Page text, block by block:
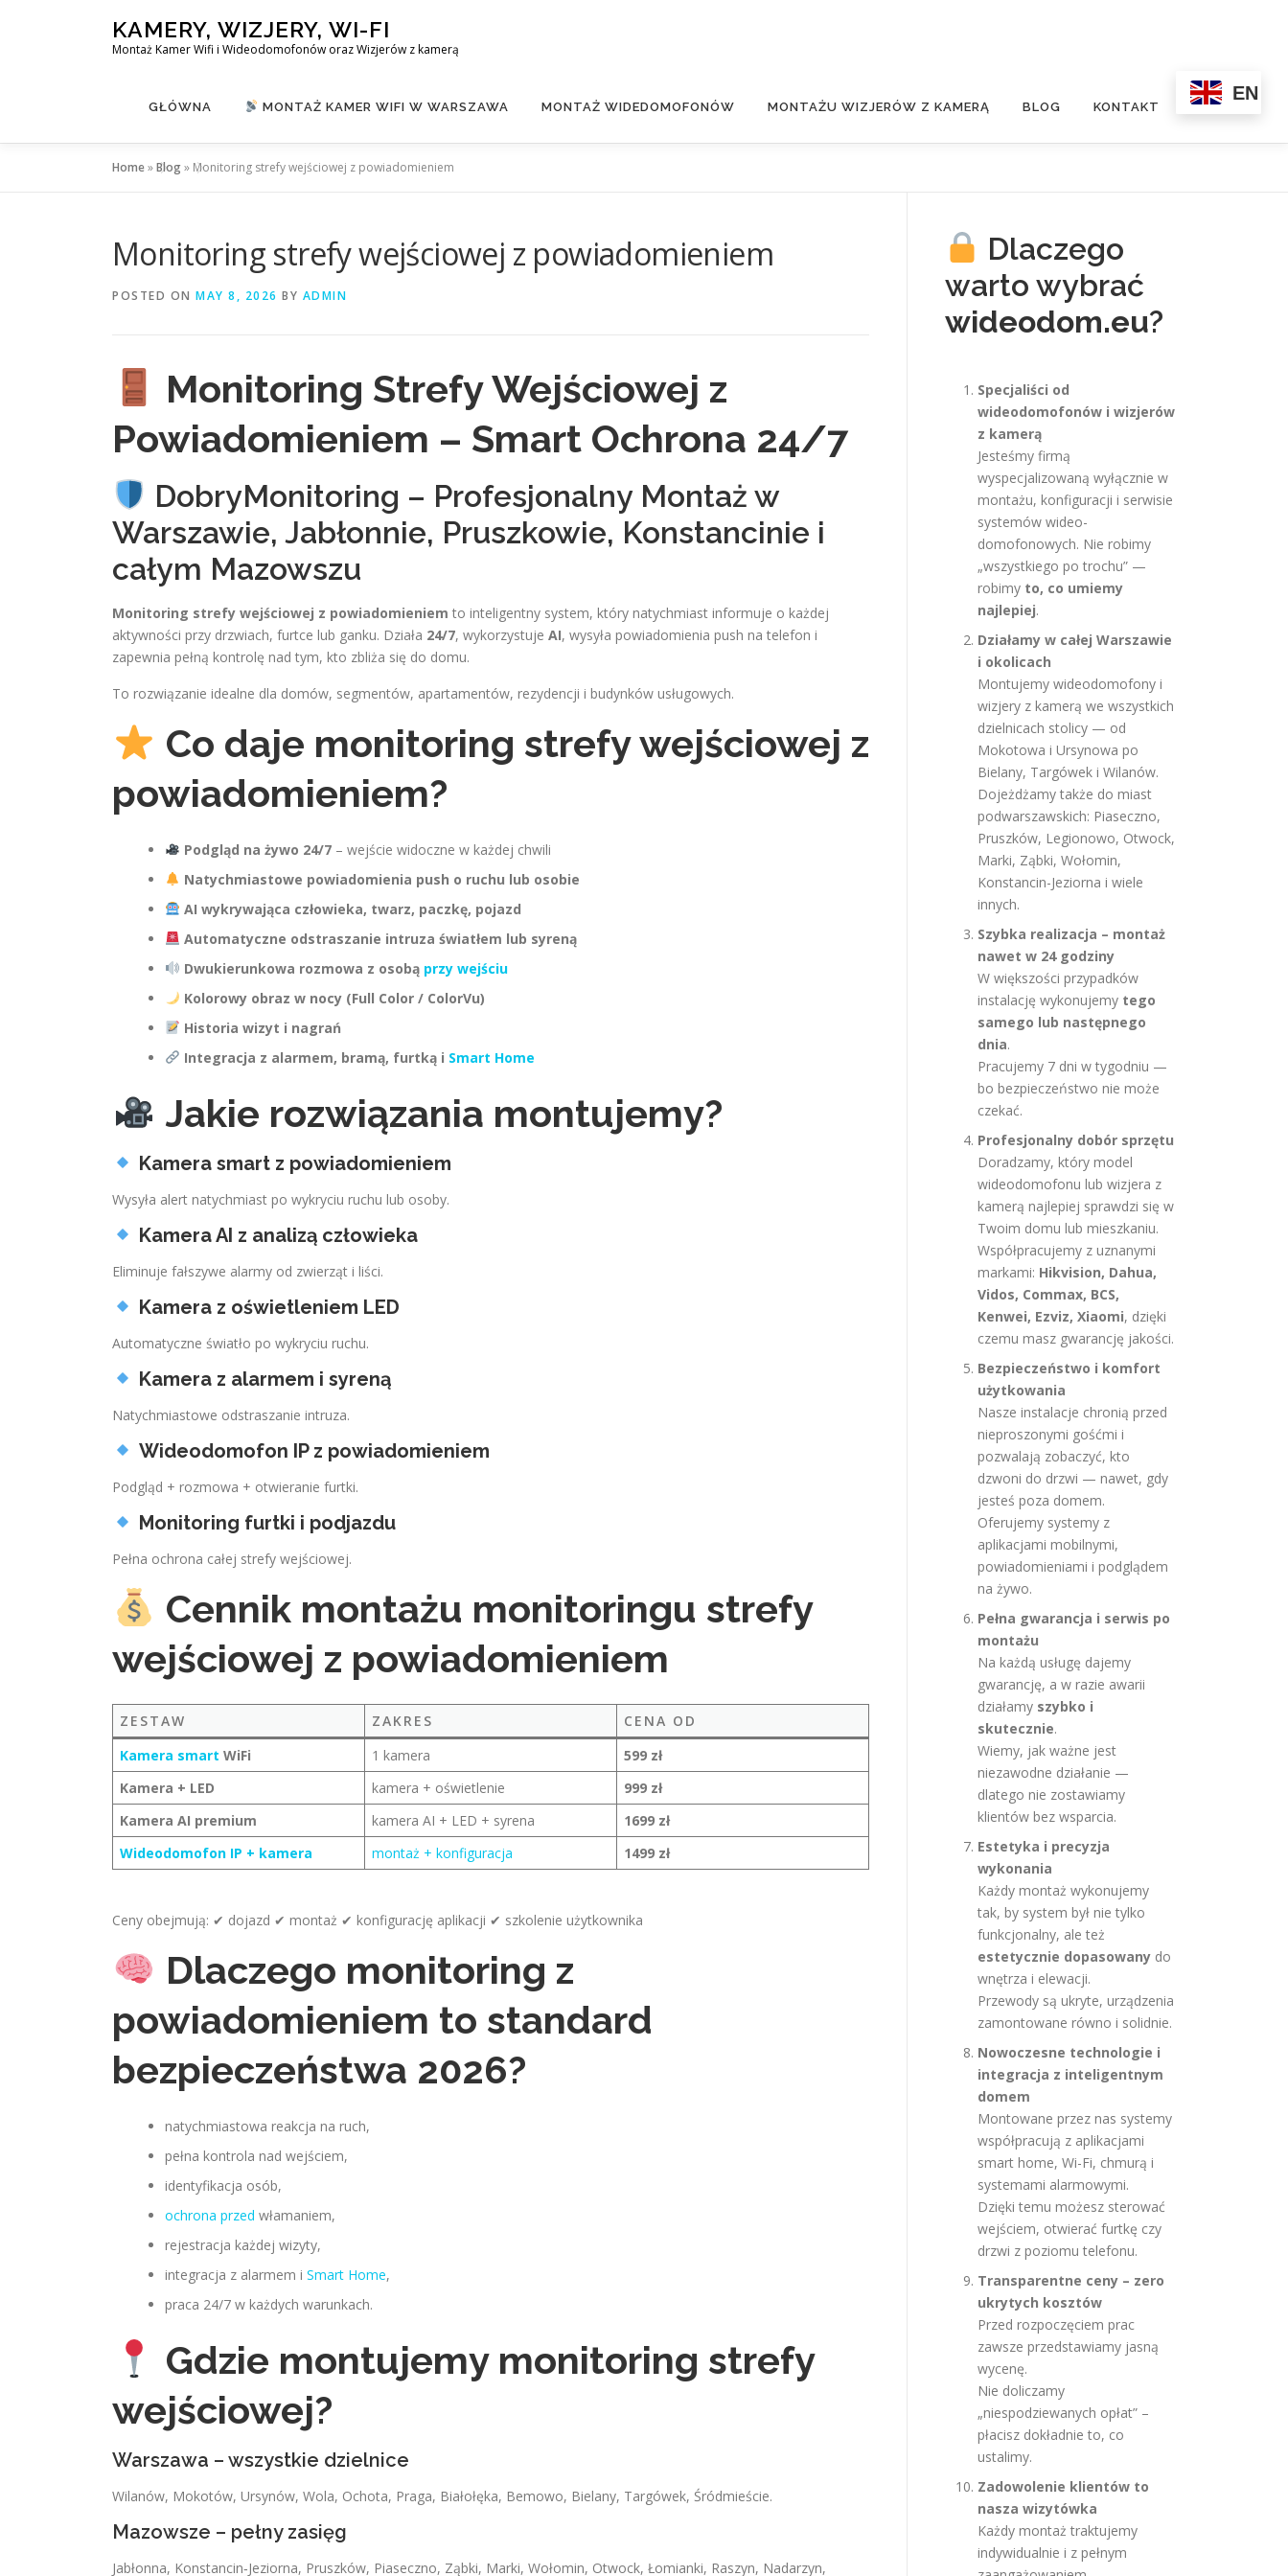
KAMERY, WIZJERY, WI-FI
Montaż Kamer Wifi i Wideodomofonów oraz Wizjerów z kamerą
GŁÓWNA MONTAŻ KAMER WIFI W WARSZAWA MONTAŻ WIDEDOMOFONÓW MONTAŻU WIZJERÓW Z KAMERĄ BLOG KONTAKT
EN
Home»Blog» Monitoring strefy wejściowej z powiadomieniem
Monitoring strefy wejściowej z powiadomieniem
POSTED ON MAY 8, 2026 BY ADMIN
Monitoring Strefy Wejściowej z
Powiadomieniem – Smart Ochrona 24/7
DobryMonitoring – Profesjonalny Montaż w
Warszawie, Jabłonnie, Pruszkowie, Konstancinie i
całym Mazowszu
Monitoring strefy wejściowej z powiadomieniem to inteligentny system, który natychmiast informuje o każdej
aktywności przy drzwiach, furtce lub ganku. Działa 24/7, wykorzystuje AI, wysyła powiadomienia push na telefon i
zapewnia pełną kontrolę nad tym, kto zbliża się do domu.
To rozwiązanie idealne dla domów, segmentów, apartamentów, rezydencji i budynków usługowych.
Co daje monitoring strefy wejściowej z
powiadomieniem?
Podgląd na żywo 24/7– wejście widoczne w każdej chwili
Natychmiastowe powiadomienia push o ruchu lub osobie
AI wykrywająca człowieka, twarz, paczkę, pojazd
Automatyczne odstraszanie intruza światłem lub syreną
Dwukierunkowa rozmowa z osobą przy wejściu
Kolorowy obraz w nocy (Full Color / ColorVu)
Historia wizyt i nagrań
Integracja z alarmem, bramą, furtką i Smart Home
Jakie rozwiązania montujemy?
Kamera smart z powiadomieniem
Wysyła alert natychmiast po wykryciu ruchu lub osoby.
Kamera AI z analizą człowieka
Eliminuje fałszywe alarmy od zwierząt i liści.
Kamera z oświetleniem LED
Automatyczne światło po wykryciu ruchu.
Kamera z alarmem i syreną
Natychmiastowe odstraszanie intruza.
Wideodomofon IP z powiadomieniem
Podgląd + rozmowa + otwieranie furtki.
Monitoring furtki i podjazdu
Pełna ochrona całej strefy wejściowej.
Cennik montażu monitoringu strefy
wejściowej z powiadomieniem
ZESTAW ZAKRES
CENA OD
Kamera smart WiFi 1 kamera
599 zł
Kamera + LED
kamera + oświetlenie
999 zł
Kamera AI premium
kamera AI + LED + syrena
1699 zł
Wideodomofon IP + kamera
montaż + konfiguracja 1499 zł
Ceny obejmują: ✔ dojazd ✔ montaż ✔ konfigurację aplikacji ✔ szkolenie użytkownika
Dlaczego monitoring z
powiadomieniem to standard
bezpieczeństwa 2026?
natychmiastowa reakcja na ruch,
pełna kontrola nad wejściem,
identyfikacja osób,
ochrona przed włamaniem,
rejestracja każdej wizyty,
integracja z alarmem i Smart Home,
praca 24/7 w każdych warunkach.
Gdzie montujemy monitoring strefy
wejściowej?
Warszawa – wszystkie dzielnice
Wilanów, Mokotów, Ursynów, Wola, Ochota, Praga, Białołęka, Bemowo, Bielany, Targówek, Śródmieście.
Mazowsze – pełny zasięg
Jabłonna, Konstancin‑Jeziorna, Pruszków, Piaseczno, Ząbki, Marki, Wołomin, Otwock, Łomianki, Raszyn, Nadarzyn,
Dlaczego
warto wybrać
wideodom.eu?
Specjaliści od
wideodomofonów i wizjerów
z kamerą
Jesteśmy firmą
wyspecjalizowaną wyłącznie w
montażu, konfiguracji i serwisie
systemów wideo-
domofonowych. Nie robimy
„wszystkiego po trochu” —
robimy to, co umiemy
najlepiej.
Działamy w całej Warszawie
i okolicach
Montujemy wideodomofony i
wizjery z kamerą we wszystkich
dzielnicach stolicy — od
Mokotowa i Ursynowa po
Bielany, Targówek i Wilanów.
Dojeżdżamy także do miast
podwarszawskich: Piaseczno,
Pruszków, Legionowo, Otwock,
Marki, Ząbki, Wołomin,
Konstancin-Jeziorna i wiele
innych.
Szybka realizacja – montaż
nawet w 24 godziny
W większości przypadków
instalację wykonujemy tego
samego lub następnego
dnia.
Pracujemy 7 dni w tygodniu —
bo bezpieczeństwo nie może
czekać.
Profesjonalny dobór sprzętu
Doradzamy, który model
wideodomofonu lub wizjera z
kamerą najlepiej sprawdzi się w
Twoim domu lub mieszkaniu.
Współpracujemy z uznanymi
markami: Hikvision, Dahua,
Vidos, Commax, BCS,
Kenwei, Ezviz, Xiaomi, dzięki
czemu masz gwarancję jakości.
Bezpieczeństwo i komfort
użytkowania
Nasze instalacje chronią przed
nieproszonymi gośćmi i
pozwalają zobaczyć, kto
dzwoni do drzwi — nawet, gdy
jesteś poza domem.
Oferujemy systemy z
aplikacjami mobilnymi,
powiadomieniami i podglądem
na żywo.
Pełna gwarancja i serwis po
montażu
Na każdą usługę dajemy
gwarancję, a w razie awarii
działamy szybko i
skutecznie.
Wiemy, jak ważne jest
niezawodne działanie —
dlatego nie zostawiamy
klientów bez wsparcia.
Estetyka i precyzja
wykonania
Każdy montaż wykonujemy
tak, by system był nie tylko
funkcjonalny, ale też
estetycznie dopasowany do
wnętrza i elewacji.
Przewody są ukryte, urządzenia
zamontowane równo i solidnie.
Nowoczesne technologie i
integracja z inteligentnym
domem
Montowane przez nas systemy
współpracują z aplikacjami
smart home, Wi-Fi, chmurą i
systemami alarmowymi.
Dzięki temu możesz sterować
wejściem, otwierać furtkę czy
drzwi z poziomu telefonu.
Transparentne ceny – zero
ukrytych kosztów
Przed rozpoczęciem prac
zawsze przedstawiamy jasną
wycenę.
Nie doliczamy
„niespodziewanych opłat” –
płacisz dokładnie to, co
ustalimy.
Zadowolenie klientów to
nasza wizytówka
Każdy montaż traktujemy
indywidualnie i z pełnym